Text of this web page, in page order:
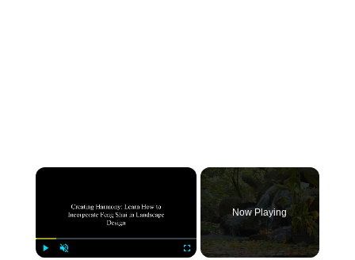
×
Now Playing